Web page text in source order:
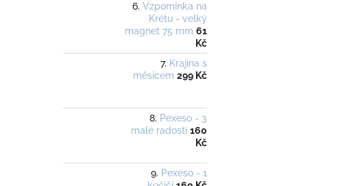
Vzpomínka na
Krétu - velký
magnet 75 mm 61
Kč
Krajina s
měsícem 299 Kč
Pexeso - 3
malé radosti 160
Kč
Pexeso - 1